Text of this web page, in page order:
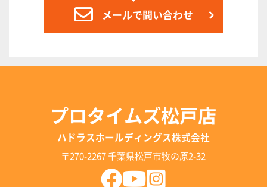
メールで問い合わせ
プロタイムズ松戸店
ハドラスホールディングス株式会社
〒270-2267 千葉県松戸市牧の原2-32